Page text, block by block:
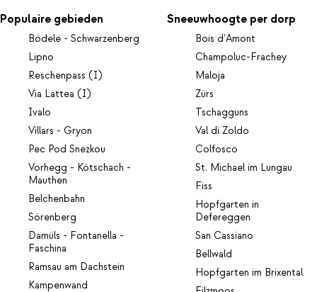
Populaire gebieden
Bödele - Schwarzenberg
Lipno
Reschenpass (I)
Via Lattea (I)
Ivalo
Villars - Gryon
Pec Pod Snezkou
Vorhegg - Kötschach -
Mauthen
Belchenbahn
Sörenberg
Damüls - Fontanella -
Faschina
Ramsau am Dachstein
Kampenwand
Sneeuwhoogte per dorp
Bois d'Amont
Champoluc-Frachey
Maloja
Zürs
Tschagguns
Val di Zoldo
Colfosco
St. Michael im Lungau
Fiss
Hopfgarten in
Defereggen
San Cassiano
Bellwald
Hopfgarten im Brixental